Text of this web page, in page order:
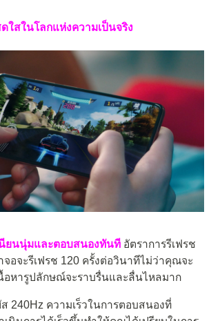
ใสในโลกแห่งความเป็นจริง
ยนนุ่มและตอบสนองทันที อัตราการรีเฟรช
จอจะรีเฟรช 120 ครั้งต่อวินาทีไม่ว่าคุณจะ
นื้อหารูปลักษณ์จะราบรื่นและลื่นไหลมาก
240Hz ความเร็วในการตอบสนองที่